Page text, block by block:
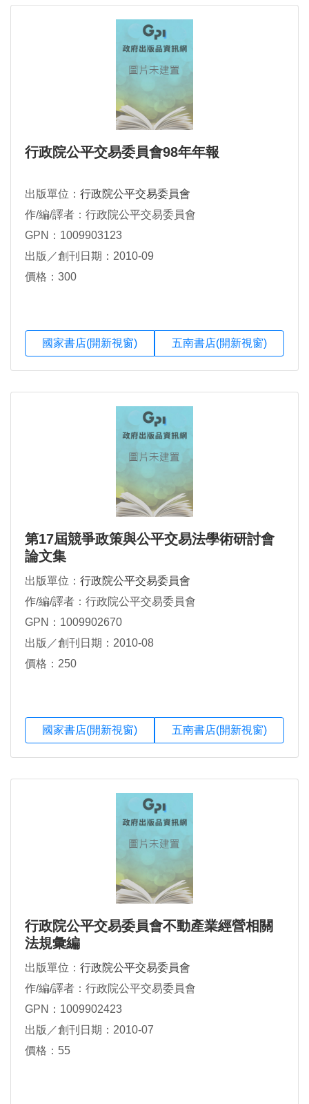
行政院公平交易委員會98年年報
出版單位： 行政院公平交易委員會
作/編/譯者：行政院公平交易委員會
GPN：1009903123
出版／創刊日期：2010-09
價格：300
國家書店(開新視窗) 五南書店(開新視窗)
第17屆競爭政策與公平交易法學術研討會
論文集
出版單位： 行政院公平交易委員會
作/編/譯者：行政院公平交易委員會
GPN：1009902670
出版／創刊日期：2010-08
價格：250
國家書店(開新視窗) 五南書店(開新視窗)
行政院公平交易委員會不動產業經營相關
法規彙編
出版單位： 行政院公平交易委員會
作/編/譯者：行政院公平交易委員會
GPN：1009902423
出版／創刊日期：2010-07
價格：55